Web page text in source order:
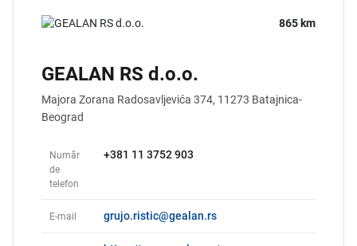
865 km
GEALAN RS d.o.o.
Majora Zorana Radosavljevića 374, 11273 Batajnica-
Beograd
Număr
de
telefon
+381 11 3752 903
E-mail grujo.ristic@gealan.rs